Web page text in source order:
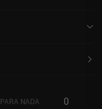
PARA NADA 0